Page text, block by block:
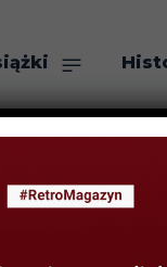
LIGOWE